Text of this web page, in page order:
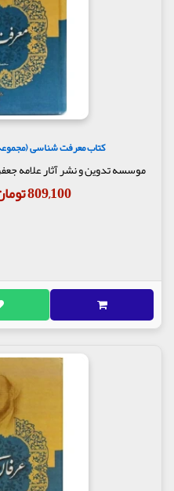
کتاب معرفت شناسی
موسسه تدوین و نشر آثار علامه
809,100 تومان